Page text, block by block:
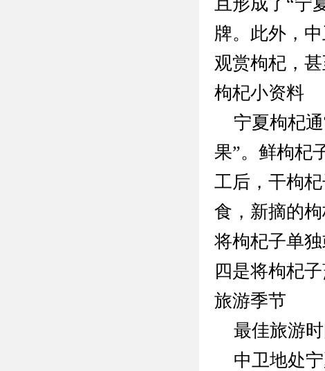
牌。此外，
观赏枸杞，甚
枸杞小资料
宁夏枸杞通
果”。鲜枸杞
工后，干枸
食，新摘的
将枸杞子单
四是将枸杞子
旅游季节
最佳旅游时
中卫地处宁